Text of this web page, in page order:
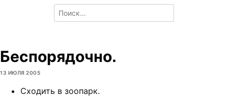
Search
for:
Беспорядочно.
13 ИЮЛЯ 2005
Сходить в зоопарк.